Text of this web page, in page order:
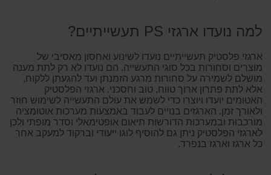
למה נועדו ארגזי PS תעשייתיים?
ארגזי פלסטיק תעשייתיים נועדו לשינוע ואחסון מאסיבי של
מוצרים וסחורות בכל סוגי התעשייה. הם נועדו לא רק לתת מענה
מושלם לשמירה על סחורות מרגע הזמנתן ועד להגעתן ללקוח,
אלא לתת פתרון ארוך טווח, טוב וחסכני. ארגזי הפלסטיק
האטומים יועדו ויוצרו כדי לשמש את עולם התעשייה לשימוש חוזר
ולאורך זמן. הארגזים בנויים לעבוד באמצעות מערכות אוטומציה
מורכבות ובמערכות הדורשות תיאום אופטימאלי וסדר מופתי ולכן
לארגזי הפלסטיק ניתן גם להוסיף לוגו ייעודי וברקוד למעקב אחר
כל ארגז וארגז בנפרד.